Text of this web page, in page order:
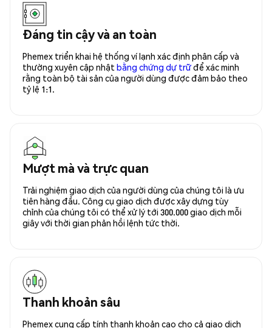
Đáng tin cậy và an toàn
Phemex triển khai hệ thống ví lạnh xác định phân cấp và
thường xuyên cập nhật bằng chứng dự trữđể xác minh
rằng toàn bộ tài sản của người dùng được đảm bảo theo
tỷ lệ 1:1.
Mượt mà và trực quan
Trải nghiệm giao dịch của người dùng của chúng tôi là ưu
tiên hàng đầu. Công cụ giao dịch được xây dựng tùy
chỉnh của chúng tôi có thể xử lý tới 300.000 giao dịch mỗi
giây với thời gian phản hồi lệnh tức thời.
Thanh khoản sâu
Phemex cung cấp tính thanh khoản cao cho cả giao dịch